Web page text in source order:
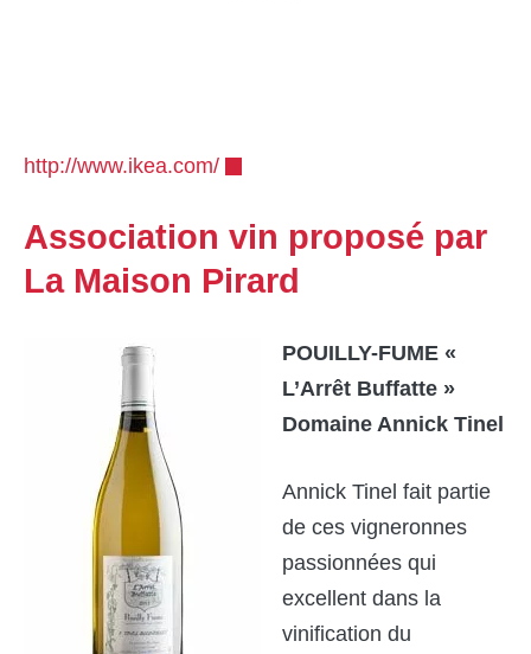
http://www.ikea.com/
Association vin proposé par
La Maison Pirard
POUILLY-FUME «
L’Arrêt Buffatte »
Domaine Annick Tinel
Annick Tinel fait partie
de ces vigneronnes
passionnées qui
excellent dans la
vinification du